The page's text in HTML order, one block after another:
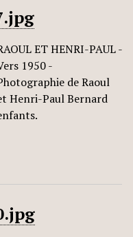
ET HENRI-PAUL -
1950 -
de Raoul
Henri-Paul Bernard